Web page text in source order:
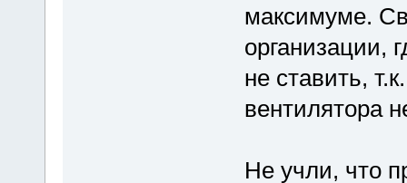
максимуме.
организации,
не ставить,
вентилятора
Не учли, что